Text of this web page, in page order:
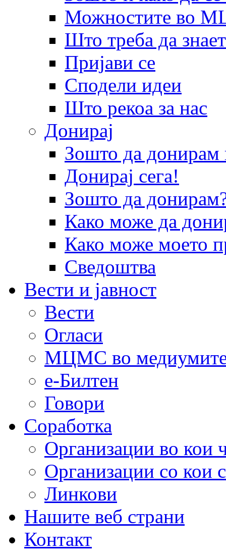
Можностите во
Што треба да
Пријави се
Сподели идеи
Што рекоа за нас
Донирај
Зошто да
Донирај сега!
Зошто да
Како може да
Како може моето
Сведоштва
Вести и јавност
Вести
Огласи
МЦМС во
е-Билтен
Говори
Соработка
Организации во кои
Организации со кои
Линкови
Нашите веб страни
Контакт